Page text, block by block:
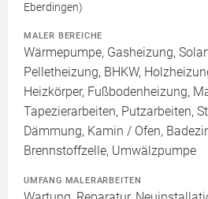
Eberdingen)
MALER BEREICHE
Wärmepumpe, Gasheizung,
Pelletheizung, BHKW,
Heizkörper, Fußbodenheizung,
Tapezierarbeiten, Putzarbeiten,
Dämmung, Kamin / Ofen,
Brennstoffzelle, Umwälzpumpe
UMFANG MALERARBEITEN